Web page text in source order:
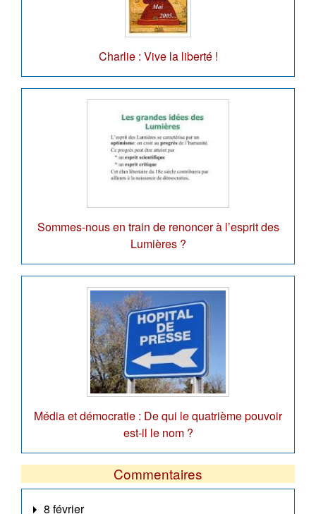
Charlie : Vive la liberté !
Sommes-nous en train de renoncer à l’esprit des
Lumières ?
Média et démocratie : De qui le quatrième pouvoir
est-il le nom ?
Commentaires
8 février